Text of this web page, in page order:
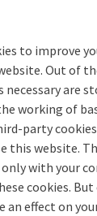
to improve
Out of
are
working of
party
this website.
with your
cookies.
an effect on